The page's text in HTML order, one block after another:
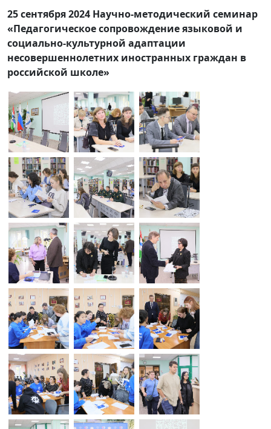
25 сентября 2024 Научно-методический семинар
«Педагогическое сопровождение языковой и
социально-культурной адаптации
несовершеннолетних иностранных граждан в
российской школе»